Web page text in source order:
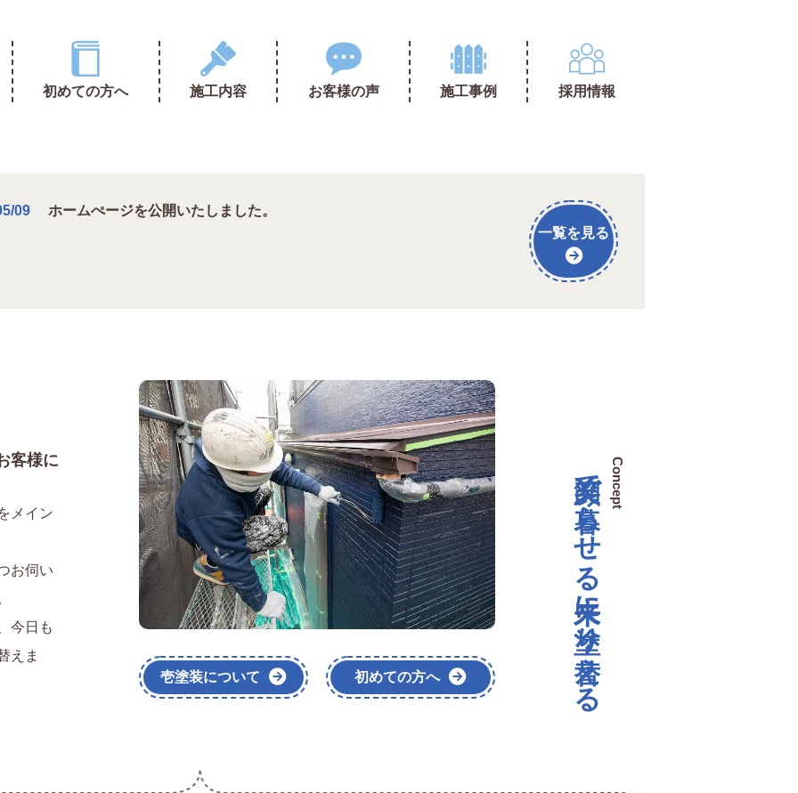
初めての方へ 施工内容 お客様の声 施工事例 採用情報
09
ホームぺージを公開いたしました。
一覧を見る
客様に
メイン
お伺い
今日も
えま
壱塗装について
初めての方へ
Concept
笑顔で暮らせる未来に塗り替える